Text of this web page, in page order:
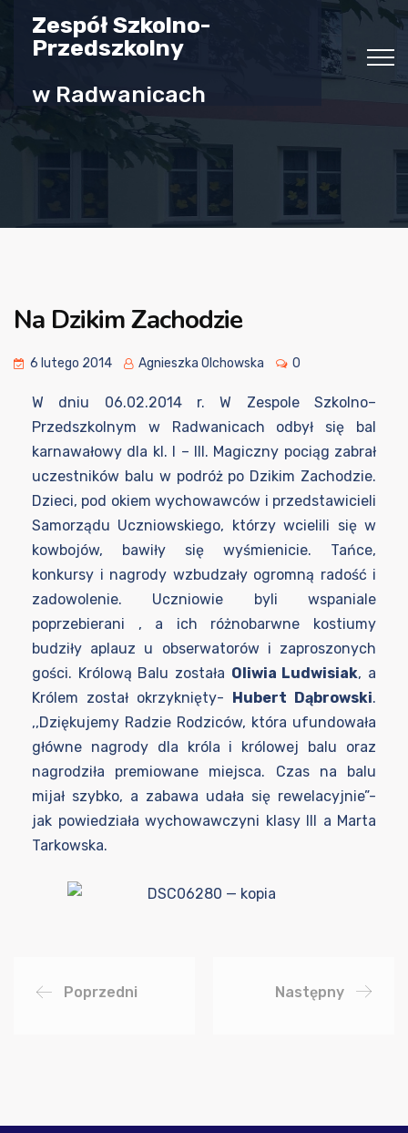
Zespół Szkolno-
Przedszkolny
w Radwanicach
Na Dzikim Zachodzie
6 lutego 2014 Agnieszka Olchowska 0
W dniu 06.02.2014 r. W Zespole Szkolno–
Przedszkolnym w Radwanicach odbył się bal
karnawałowy dla kl. I – III. Magiczny pociąg zabrał
uczestników balu w podróż po Dzikim Zachodzie.
Dzieci, pod okiem wychowawców i przedstawicieli
Samorządu Uczniowskiego, którzy wcielili się w
kowbojów, bawiły się wyśmienicie. Tańce,
konkursy i nagrody wzbudzały ogromną radość i
zadowolenie. Uczniowie byli wspaniale
poprzebierani , a ich różnobarwne kostiumy
budziły aplauz u obserwatorów i zaproszonych
gości. Królową Balu została Oliwia Ludwisiak, a
Królem został okrzyknięty- Hubert Dąbrowski.
,,Dziękujemy Radzie Rodziców, która ufundowała
główne nagrody dla króla i królowej balu oraz
nagrodziła premiowane miejsca. Czas na balu
mijał szybko, a zabawa udała się rewelacyjnie”-
jak powiedziała wychowawczyni klasy III a Marta
Tarkowska.
Poprzedni Następny